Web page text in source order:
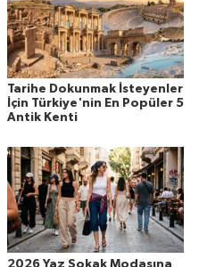
Tarihe Dokunmak İsteyenler
İçin Türkiye'nin En Popüler 5
Antik Kenti
2026 Yaz Sokak Modasına